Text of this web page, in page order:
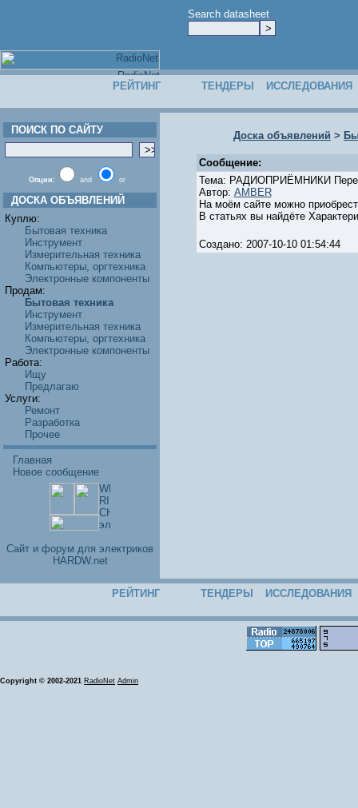
Search datasheet
РЕЙТИНГ ТЕНДЕРЫ ИССЛЕДОВАНИЯ
ПОИСК ПО САЙТУ
Опции: and or
ДОСКА ОБЪЯВЛЕНИЙ
Куплю:
Бытовая техника
Инструмент
Измерительная техника
Компьютеры, оргтехника
Электронные компоненты
Продам:
Бытовая техника
Инструмент
Измерительная техника
Компьютеры, оргтехника
Электронные компоненты
Работа:
Ищу
Предлагаю
Услуги:
Ремонт
Разработка
Прочее
Главная
Новое сообщение
Cайт и форум для электриков
HARDW.net
Доска объявлений >
Сообщение:
Тема: РАДИОПРИЁМНИКИ
Автор: AMBER
На моём сайте можно
В статьях вы найдёте
Создано: 2007-10-10 01:54:44
РЕЙТИНГ ТЕНДЕРЫ ИССЛЕДОВАНИЯ
Copyright © 2002-2021 RadioNet Admin